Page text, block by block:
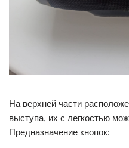
На верхней части
выступа, их с легкостью
Предназначение кнопок: